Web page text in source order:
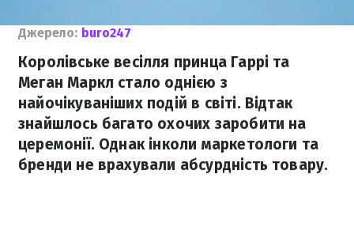
Джерело: buro247
Королівське весілля принца Гаррі та
Меган Маркл стало однією з
найочікуваніших подій в світі. Відтак
знайшлось багато охочих заробити на
церемонії. Однак інколи маркетологи та
бренди не врахували абсурдність товару.